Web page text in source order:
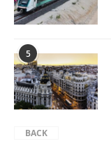
5
BACK